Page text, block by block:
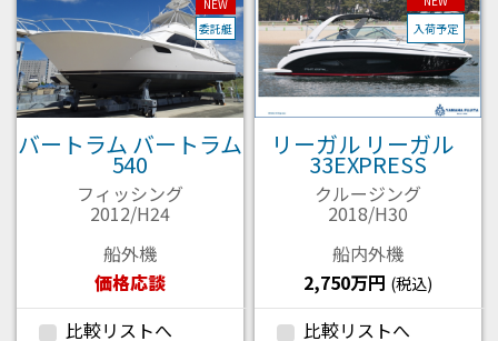
バートラム バートラム
540
フィッシング
2012/H24
船外機
価格応談
比較リストへ
NEW
委託艇
リーガル リーガル
33EXPRESS
クルージング
2018/H30
船内外機
2,750万円 (税込)
比較リストへ
入荷予定